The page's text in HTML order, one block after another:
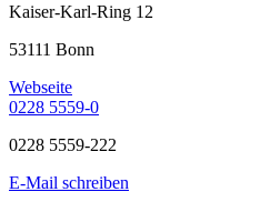
Kaiser-Karl-Ring 12
53111 Bonn
Webseite
0228 5559-0
0228 5559-222
E-Mail schreiben